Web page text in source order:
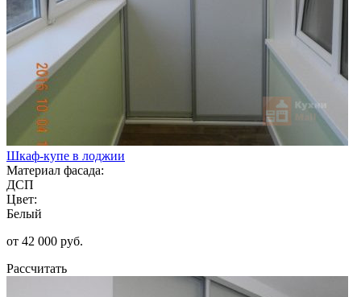
Шкаф-купе в лоджии
Материал фасада:
ДСП
Цвет:
Белый
от 42 000 руб.
Рассчитать